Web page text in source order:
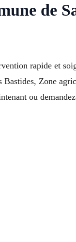
de
rapide et
Zone
ou